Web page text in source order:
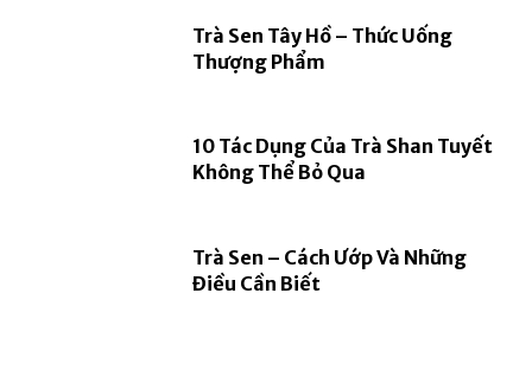
Trà Sen Tây Hồ – Thức Uống
Thượng Phẩm
10 Tác Dụng Của Trà Shan Tuyết
Không Thể Bỏ Qua
Trà Sen – Cách Ướp Và Những
Điều Cần Biết